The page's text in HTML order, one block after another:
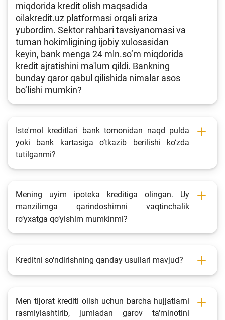
miqdorida kredit olish maqsadida
oilakredit.uz platformasi orqali ariza
yubordim. Sektor rahbari tavsiyanomasi va
tuman hokimligining ijobiy xulosasidan
keyin, bank menga 24 mln.so‘m miqdorida
kredit ajratishini ma'lum qildi. Bankning
bunday qaror qabul qilishida nimalar asos
bo‘lishi mumkin?
Iste'mol kreditlari bank tomonidan naqd pulda
yoki bank kartasiga o‘tkazib berilishi ko‘zda
tutilganmi?
Mening uyim ipoteka kreditiga olingan. Uy
manzilimga qarindoshimni vaqtinchalik
ro‘yxatga qo‘yishim mumkinmi?
Kreditni so‘ndirishning qanday usullari mavjud?
Men tijorat krediti olish uchun barcha hujjatlarni
rasmiylashtirib, jumladan garov ta'minotini